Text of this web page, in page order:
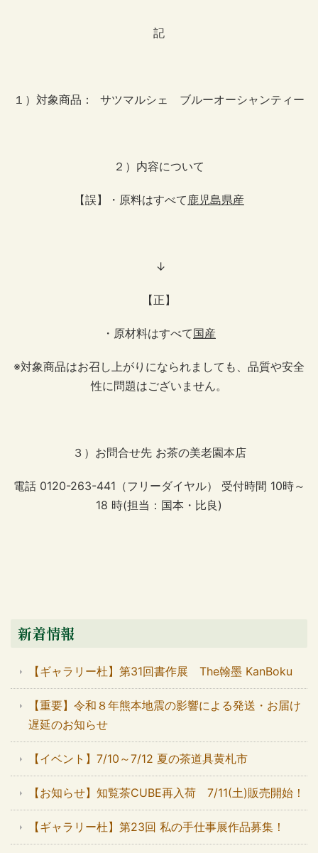
記
１）対象商品： サツマルシェ ブルーオーシャンティー
２）内容について
【誤】・原料はすべて 鹿児島県産
↓
【正】
・原材料はすべて国産
※対象商品はお召し上がりになられましても、品質や安全
性に問題はございません。
３）お問合せ先 お茶の美老園本店
電話 0120-263-441（フリーダイヤル） 受付時間 10時～
18 時(担当：国本・比良)
新着情報
【ギャラリー杜】第31回書作展 The翰墨 KanBoku
【重要】令和８年熊本地震の影響による発送・お届け
遅延のお知らせ
【イベント】7/10～7/12 夏の茶道具黄札市
【お知らせ】知覧茶CUBE再入荷 7/11(土)販売開始！
【ギャラリー杜】第23回 私の手仕事展作品募集！